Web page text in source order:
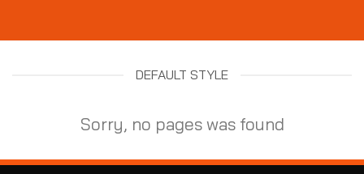
DEFAULT STYLE
Sorry, no pages was found